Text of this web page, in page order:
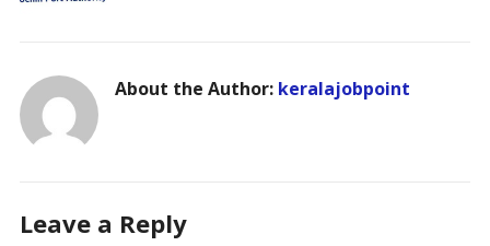
About the Author: keralajobpoint
Leave a Reply